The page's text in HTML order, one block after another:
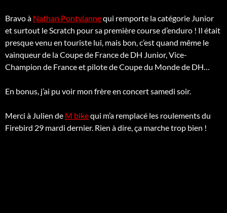
Bravo à Nathan Pontviannequi remporte la catégorie Junior
et surtout le Scratch pour sa première course d’enduro ! Il était
presque venu en touriste lui, mais bon, c’est quand même le
vainqueur de la Coupe de France de DH Junior, Vice-
Champion de France et pilote de Coupe du Monde de DH…
En bonus, j’ai pu voir mon frère en concert samedi soir.
Merci à Julien de M bikequi m’a remplacé les roulements du
Firebird 29 mardi dernier. Rien à dire, ça marche trop bien !